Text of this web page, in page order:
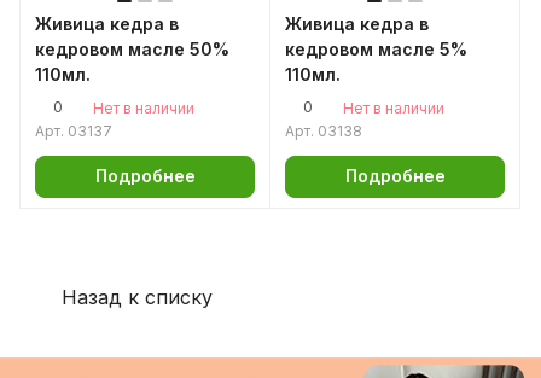
Живица кедра в
кедровом масле 50%
110мл.
0
Нет в наличии
Арт. 03137
Подробнее
Живица кедра в
кедровом масле 5%
110мл.
0
Нет в наличии
Арт. 03138
Подробнее
Назад к списку